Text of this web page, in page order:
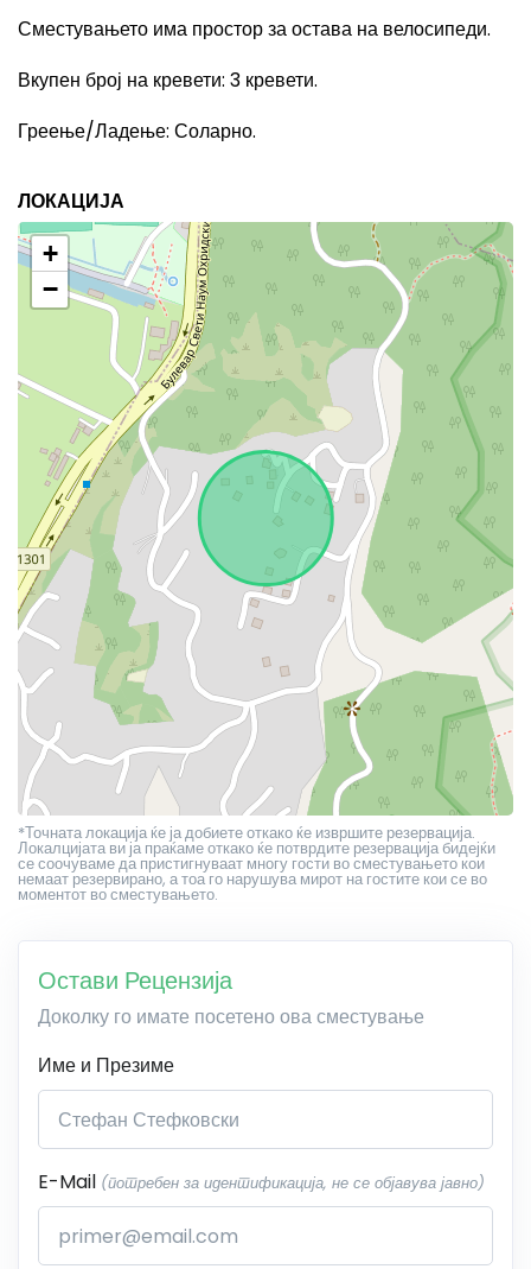
Сместувањето има простор за остава на велосипеди.
Вкупен број на кревети: 3 кревети.
Греење/Ладење: Соларно.
ЛОКАЦИЈА
+
−
*Точната локација ќе ја добиете откако ќе извршите резервација.
Локалцијата ви ја праќаме откако ќе потврдите резервација бидејќи
се соочуваме да пристигнуваат многу гости во сместувањето кои
немаат резервирано, а тоа го нарушува мирот на гостите кои се во
моментот во сместувањето.
Остави Рецензија
Доколку го имате посетено ова сместување
Име и Презиме
E-Mail (потребен за идентификација, не се објавува јавно)